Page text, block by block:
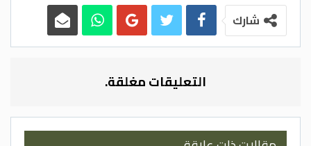
قصير.
فحساسية الغلوتين تعزى لحساسية البروتين،
واللبن هنا الكازين (Casein)، هو البروتين
«الكازين «وآخرون يعانون من عدم تحمل»
اللاكتوز «هذه حالة مختلفة لكنها أيضا، تؤدي
شارك
التعليقات مغلقة.